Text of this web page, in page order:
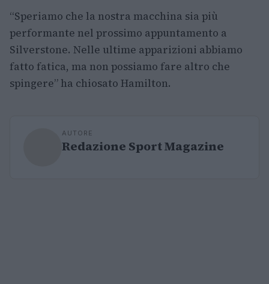
“Speriamo che la nostra macchina sia più
performante nel prossimo appuntamento a
Silverstone. Nelle ultime apparizioni abbiamo
fatto fatica, ma non possiamo fare altro che
spingere” ha chiosato Hamilton.
AUTORE
Redazione Sport Magazine